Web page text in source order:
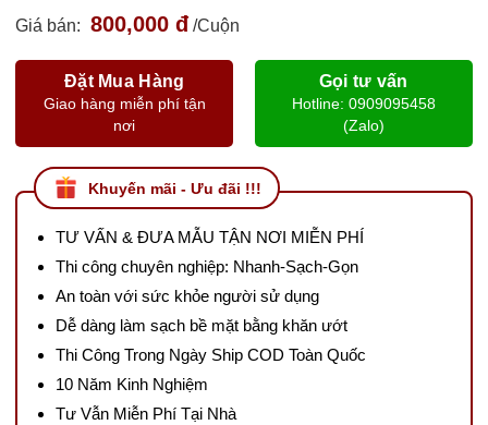
Giá bán:
800,000 đ /Cuộn
Đặt Mua Hàng
Giao hàng miễn phí tận
nơi
Gọi tư vấn
Hotline: 0909095458
(Zalo)
Khuyến mãi - Ưu đãi !!!
TƯ VẤN & ĐƯA MẪU TẬN NƠI MIỄN PHÍ
Thi công chuyên nghiệp: Nhanh-Sạch-Gọn
An toàn với sức khỏe người sử dụng
Dễ dàng làm sạch bề mặt bằng khăn ướt
Thi Công Trong Ngày Ship COD Toàn Quốc
10 Năm Kinh Nghiệm
Tư Vẫn Miễn Phí Tại Nhà